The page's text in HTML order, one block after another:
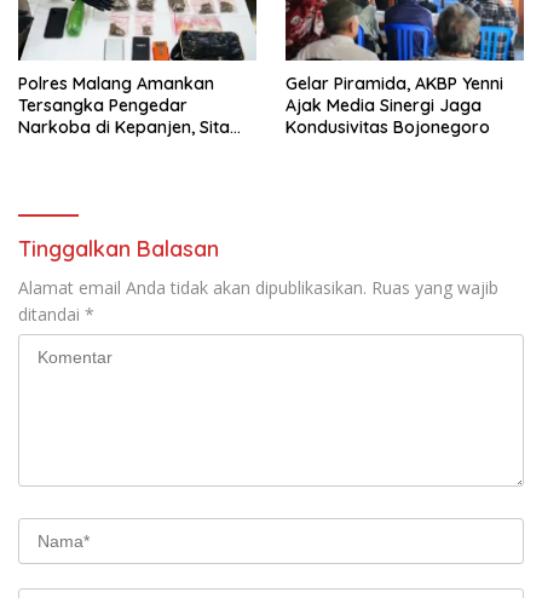
Polres Malang Amankan
Tersangka Pengedar
Narkoba di Kepanjen, Sita
Gelar Piramida, AKBP Yenni
Ajak Media Sinergi Jaga
Kondusivitas Bojonegoro
Tinggalkan Balasan
Alamat email Anda tidak akan dipublikasikan. Ruas yang wajib
ditandai *